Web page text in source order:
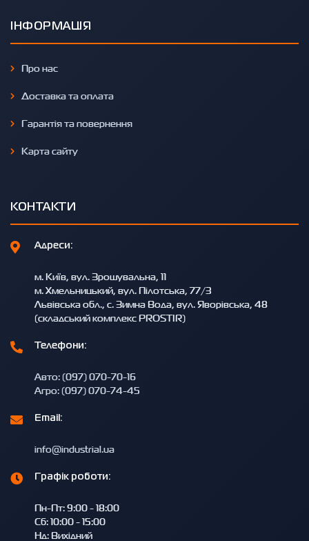
ІНФОРМАЦІЯ
Про нас
Доставка та оплата
Гарантія та повернення
Карта сайту
КОНТАКТИ
Адреси:
м. Київ, вул. Зрошувальна, 11
м. Хмельницький, вул. Пілотська, 77/3
Львівська обл., с. Зимна Вода, вул. Яворівська, 48
(складський комплекс PROSTIR)
Телефони:
Авто: (097) 070-70-16
Агро: (097) 070-74-45
Email:
info@industrial.ua
Графік роботи:
Пн-Пт: 9:00 - 18:00
Сб: 10:00 - 15:00
Нд: Вихідний